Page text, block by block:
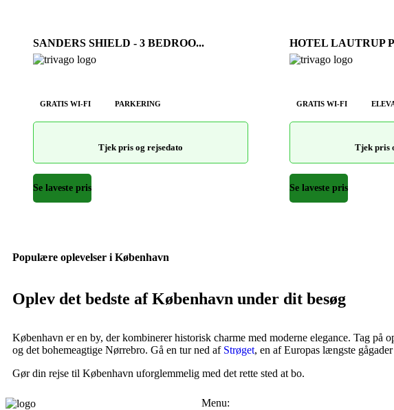
SANDERS SHIELD - 3 BEDROO...
GRATIS WI-FI PARKERING
Tjek pris og rejsedato
Se laveste pris
HOTEL LAUTRUP
GRATIS WI-FI
Tjek pris
Se laveste pris
Populære oplevelser i København
Oplev det bedste af København under dit besøg
København er en by, der kombinerer historisk charme med moderne elegance. Tag
og det bohemeagtige Nørrebro. Gå en tur ned af Strøget, en af Europas længste
Gør din rejse til København uforglemmelig med det rette sted at bo.
Menu: